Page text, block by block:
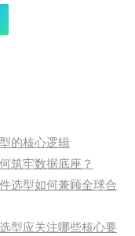
的核心逻辑
筑牢数据底座？
选型如何兼顾全球合
型应关注哪些核心要